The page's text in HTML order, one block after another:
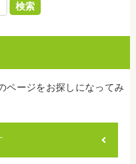
ページをお探しになってみ